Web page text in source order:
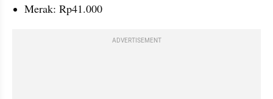
Merak: Rp41.000
ADVERTISEMENT